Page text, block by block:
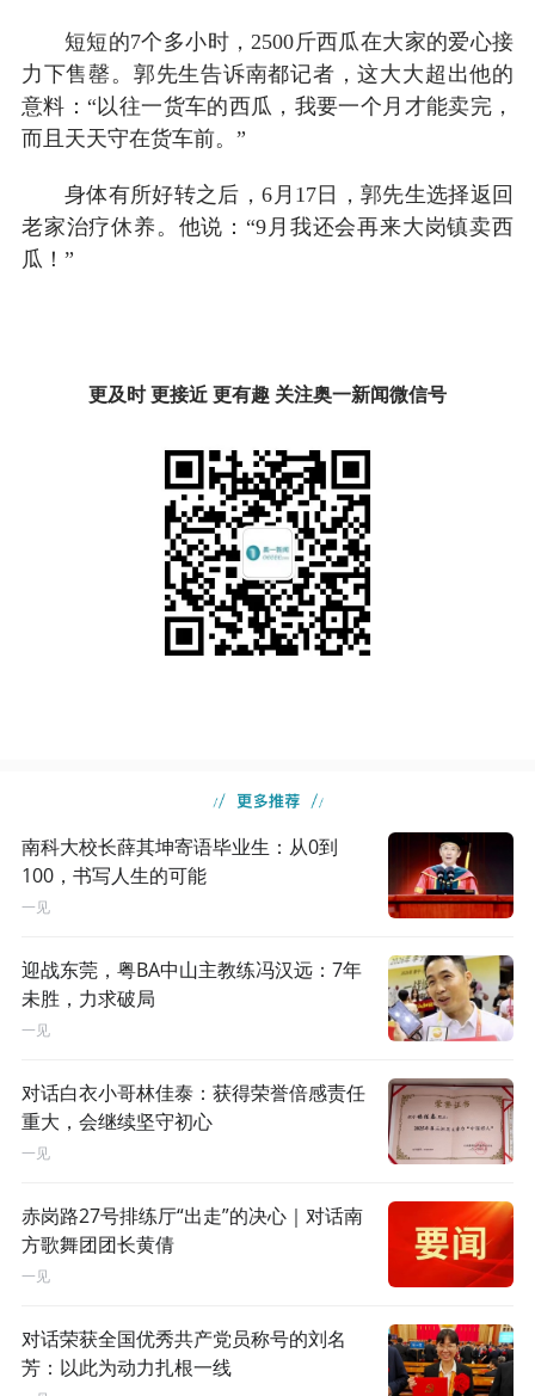
短短的7个多小时，2500斤西瓜在大家的爱心接
力下售罄。郭先生告诉南都记者，这大大超出他的
意料：“以往一货车的西瓜，我要一个月才能卖完，
而且天天守在货车前。”
身体有所好转之后，6月17日，郭先生选择返回
老家治疗休养。他说：“9月我还会再来大岗镇卖西
瓜！”
更及时 更接近 更有趣 关注奥一新闻微信号
南科大校长薛其坤寄语毕业生：从0到
100，书写人生的可能
一见
迎战东莞，粤BA中山主教练冯汉远：7年
未胜，力求破局
一见
对话白衣小哥林佳泰：获得荣誉倍感责任
重大，会继续坚守初心
一见
赤岗路27号排练厅“出走”的决心｜对话南
方歌舞团团长黄倩
一见
对话荣获全国优秀共产党员称号的刘名
芳：以此为动力扎根一线